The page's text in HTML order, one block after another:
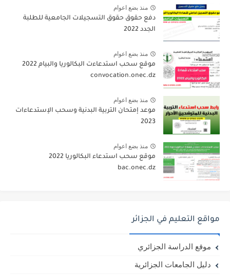
منذ بضع اعوام
دفع حقوق حقوق التسجيلات الجامعية للطلبة
الجدد 2022
منذ بضع اعوام
موقع سحب استدعاءت البكالوريا والبيام 2022
convocation.onec.dz
منذ بضع اعوام
موعد إمتحان التربية البدنية وسحب الإستدعاءات
2023
منذ بضع اعوام
موقع سحب استدعاء البكالوريا 2022
bac.onec.dz
مواقع التعليم في الجزائر
موقع الدراسة الجزائري
دليل الجامعات الجزائرية